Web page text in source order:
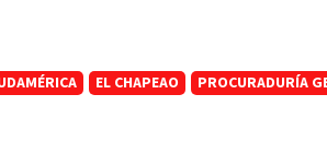
EL CHAPEAO PROCURADURÍA